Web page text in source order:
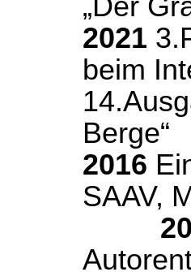
2021
beim
Berge“
2016
SAAV,